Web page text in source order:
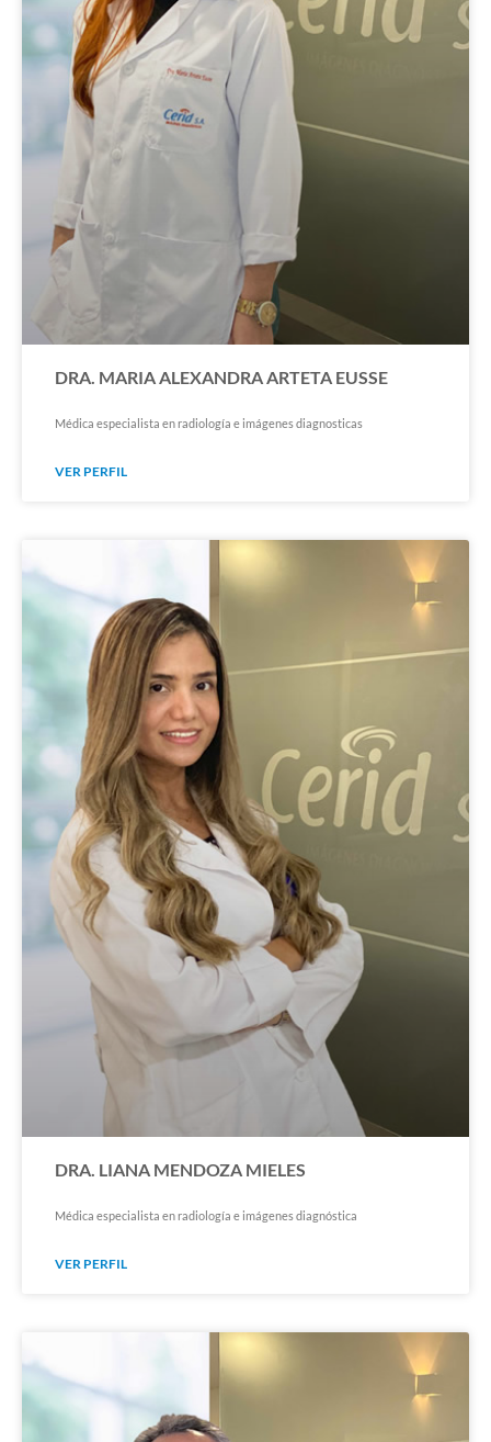
DRA. MARIA ALEXANDRA ARTETA EUSSE
Médica especialista en radiología e imágenes diagnosticas
VER PERFIL
DRA. LIANA MENDOZA MIELES
Médica especialista en radiología e imágenes diagnóstica
VER PERFIL